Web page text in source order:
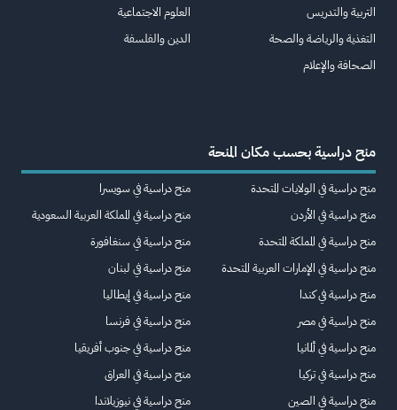
التربية والتدريس
التغذية والرياضة والصحة
الصحافة والإعلام
العلوم الاجتماعية
الدين والفلسفة
منح دراسية بحسب مكان المنحة
منح دراسية في الولايات المتحدة
منح دراسية في الأردن
منح دراسية في المملكة المتحدة
منح دراسية في الإمارات العربية المتحدة
منح دراسية في كندا
منح دراسية في مصر
منح دراسية في ألمانيا
منح دراسية في تركيا
منح دراسية في الصين
منح دراسية في سويسرا
منح دراسية في المملكة العربية السعودية
منح دراسية في سنغافورة
منح دراسية في لبنان
منح دراسية في إيطاليا
منح دراسية في فرنسا
منح دراسية في جنوب أفريقيا
منح دراسية في العراق
منح دراسية في نيوزيلاندا